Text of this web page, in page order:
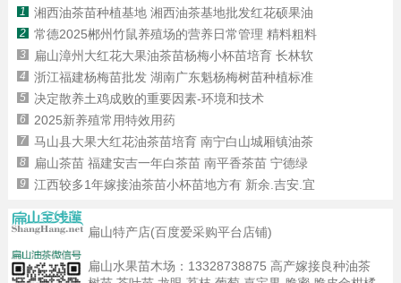
1 湘西油茶苗种植基地 湘西油茶基地批发红花硕果油
2 常德2025郴州竹鼠养殖场的营养日常管理 精料粗料
3 扁山漳州大红花大果油茶苗杨梅小杯苗培育 长林软
4 浙江福建杨梅苗批发 湖南广东魁杨梅树苗种植标准
5 决定散养土鸡成败的重要因素-环境和技术
6 2025新养殖常用特效用药
7 马山县大果大红花油茶苗培育 南宁白山城厢镇油茶
8 扁山茶苗 福建安吉一年白茶苗 南平香茶苗 宁德绿
9 江西较多1年嫁接油茶苗小杯苗地方有 新余.吉安.宜
扁山特产店(百度爱采购平台店铺)
扁山水果苗木场： 13328738875 高产嫁接良种油茶